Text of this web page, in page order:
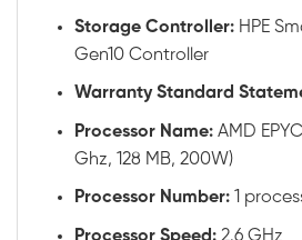
Storage Controller: HPE
Gen10 Controller
Warranty Standard
Processor Name: AMD
Ghz, 128 MB, 200W)
Processor Number: 1
Processor Speed: 2.6 GHz